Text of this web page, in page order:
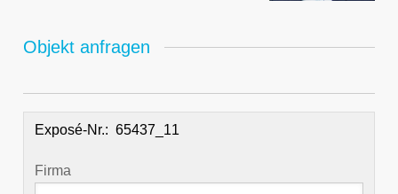
Objekt anfragen
Exposé-Nr.:
Firma